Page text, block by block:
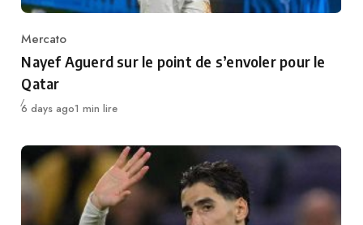
Category
Mercato
Nayef Aguerd sur le point de s’envoler pour le
Qatar
Publié
6 days ago1 min lire